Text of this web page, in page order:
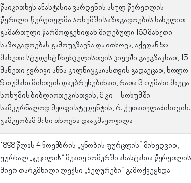
წაიკითხეს ანასტასია ვარდენის ასულ წერეთლის
წერილი. წერეთელმა სოხუმში საზოგადოების სახელით
გამართული წარმოდგენიდან მიღებული 160 მანეთი
საზოგადოებას გამოუგზავნა და ითხოვა, აქედან 55
მანეთი სტუდენტ ჩხენკელისთვის კიევში გაეგზავნათ, 15
მანეთი ქვრივი ანნა კილნიცკაიასთვის გადაეცათ, ხოლო
9 თუმანი მისთვის დაებრუნებინათ, რათა 3 თუმანი მიეცა
სოხუმის ბიბლიოთეკისთვის, 6 კი – სოხუმში
სამკურნალოდ მყოფი სტუდენტის, რ. ქუთათელაძისთვის.
გამგეობამ მისი თხოვნა დააკმაყოფილა.
1898 წლის 4 ნოემბრის „ცნობის ფურცლის“ მიხედვით,
ჟურნალ „ჯეჯილის“ მეათე ნომერში ანასტასია წერეთლის
მიერ თარგმნილი ლექსი „ბეღურები“ გამოქვეყნდა.